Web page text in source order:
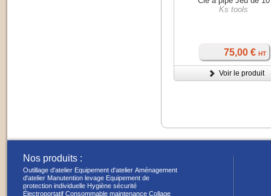
Ks tools
75,00 € HT
Voir le produit
Nos produits :
Outillage d'atelier Equipement d'atelier Aménagement
d'atelier Manutention levage Equipement de
protection individuelle Hygiène sécurité
Électroportatif Consommable maintenance Collage